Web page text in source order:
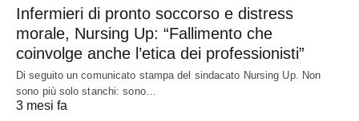
Infermieri di pronto soccorso e distress
morale, Nursing Up: “Fallimento che
coinvolge anche l’etica dei professionisti”
Di seguito un comunicato stampa del sindacato Nursing Up. Non
sono più solo stanchi: sono…
3 mesi fa